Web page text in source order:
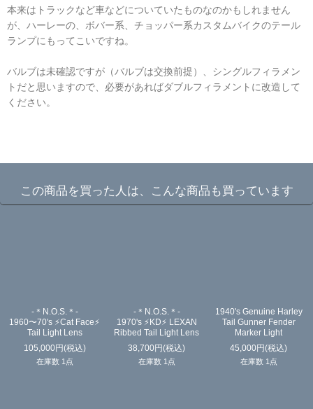
本来はトラックなど車などについていたものなのかもしれません
が、ハーレーの、ボバー系、チョッパー系カスタムバイクのテール
ランプにもってこいですね。
バルブは未確認ですが（バルブは交換前提）、シングルフィラメン
トだと思いますので、必要があればダブルフィラメントに改造して
ください。
この商品を買った人は、こんな商品も買っています
-＊N.O.S.＊-
1960〜70's ⚡️Cat Face⚡️
Tail Light Lens
105,000円(税込)
在庫数 1点
-＊N.O.S.＊-
1970's ⚡️KD⚡️ LEXAN
Ribbed Tail Light Lens
38,700円(税込)
在庫数 1点
1940's Genuine Harley
Tail Gunner Fender
Marker Light
45,000円(税込)
在庫数 1点